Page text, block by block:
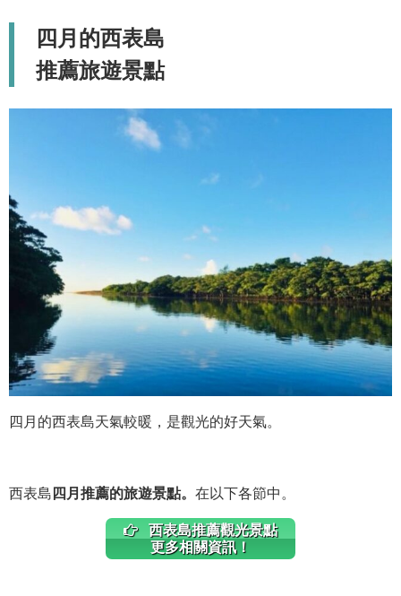
四月的西表島
推薦旅遊景點
四月的西表島天氣較暖，是觀光的好天氣。
西表島四月推薦的旅遊景點。 在以下各節中。
西表島推薦觀光景點
更多相關資訊！